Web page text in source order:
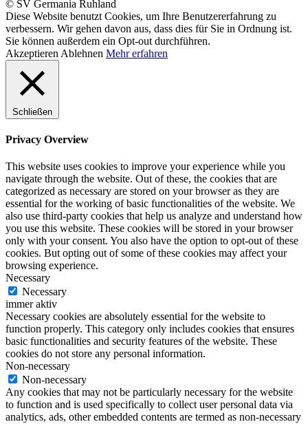
© SV Germania Ruhland
Diese Website benutzt Cookies, um Ihre Benutzererfahrung zu
verbessern. Wir gehen davon aus, dass dies für Sie in Ordnung ist.
Sie können außerdem ein Opt-out durchführen.
Akzeptieren Ablehnen Mehr erfahren
Schließen
Privacy Overview
This website uses cookies to improve your experience while you
navigate through the website. Out of these, the cookies that are
categorized as necessary are stored on your browser as they are
essential for the working of basic functionalities of the website. We
also use third-party cookies that help us analyze and understand how
you use this website. These cookies will be stored in your browser
only with your consent. You also have the option to opt-out of these
cookies. But opting out of some of these cookies may affect your
browsing experience.
Necessary
Necessary
immer aktiv
Necessary cookies are absolutely essential for the website to
function properly. This category only includes cookies that ensures
basic functionalities and security features of the website. These
cookies do not store any personal information.
Non-necessary
Non-necessary
Any cookies that may not be particularly necessary for the website
to function and is used specifically to collect user personal data via
analytics, ads, other embedded contents are termed as non-necessary